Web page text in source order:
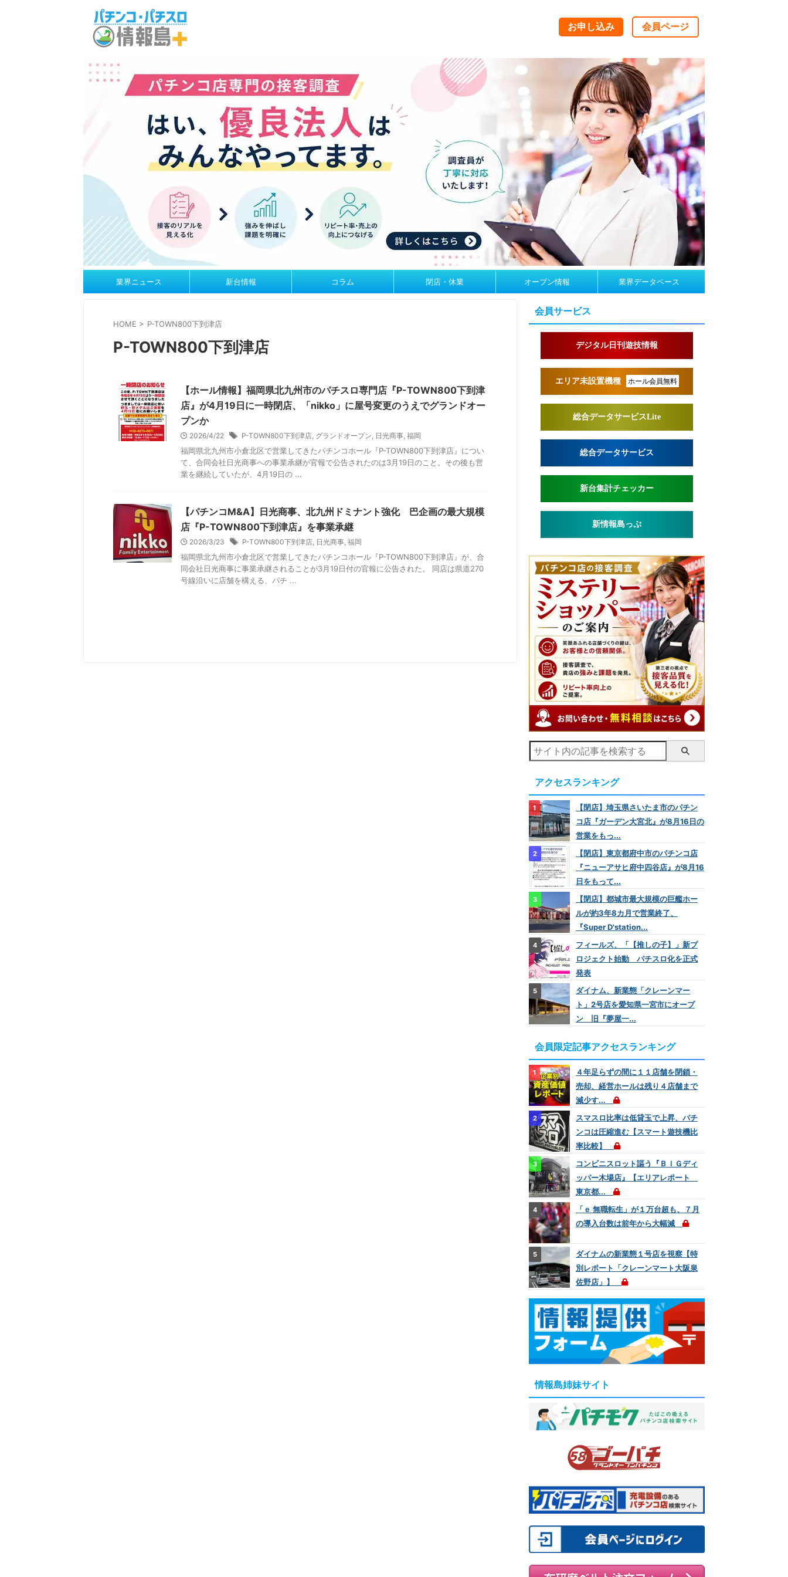
お申し込み 会員ページ
業界ニュース 新台情報 コラム 閉店・休業 オープン情報 業界データベース
HOME > P-TOWN800下到津店
P-TOWN800下到津店
【ホール情報】福岡県北九州市のパチスロ専門店『P-TOWN800下到津
店』が4月19日に一時閉店、「nikko」に屋号変更のうえでグランドオー
プンか
2026/4/22 P-TOWN800下到津店 グランドオープン 日光商事 福岡
福岡県北九州市小倉北区で営業してきたパチンコホール『P-TOWN800下到津店』につい
て、合同会社日光商事への事業承継が官報で公告されたのは3月19日のこと。その後も営
業を継続していたが、4月19日の ...
【パチンコM&A】日光商事、北九州ドミナント強化 巴企画の最大規模
店『P-TOWN800下到津店』を事業承継
2026/3/23 P-TOWN800下到津店 日光商事 福岡
福岡県北九州市小倉北区で営業してきたパチンコホール『P-TOWN800下到津店』が、合
同会社日光商事に事業承継されることが3月19日付の官報に公告された。 同店は県道270
号線沿いに店舗を構える、パチ ...
会員サービス
デジタル日刊遊技情報
エリア未設置機種 ホール会員無料
総合データサービスLite
総合データサービス
新台集計チェッカー
新情報島っぷ
アクセスランキング
【閉店】埼玉県さいたま市のパチン
コ店『ガーデン大宮北』が8月16日の
営業をもっ...
【閉店】東京都府中市のパチンコ店
『ニューアサヒ府中四谷店』が8月16
日をもって...
【閉店】都城市最大規模の巨艦ホー
ルが約3年8カ月で営業終了、
『Super D'station...
フィールズ、「【推しの子】」新プ
ロジェクト始動 パチスロ化を正式
発表
ダイナム、新業態「クレーンマー
ト」2号店を愛知県一宮市にオープ
ン 旧『夢屋一...
会員限定記事アクセスランキング
４年足らずの間に１１店舗を閉鎖・
売却、経営ホールは残り４店舗まで
減少す...
スマスロ比率は低貸玉で上昇、パチ
ンコは圧縮進む【スマート遊技機比
率比較】
コンビニスロット謳う『ＢＩＧディ
ッパー木場店』【エリアレポート
東京都...
「ｅ 無職転生」が１万台超も、７月
の導入台数は前年から大幅減
ダイナムの新業態１号店を視察【特
別レポート「クレーンマート大阪泉
佐野店」】
情報島姉妹サイト